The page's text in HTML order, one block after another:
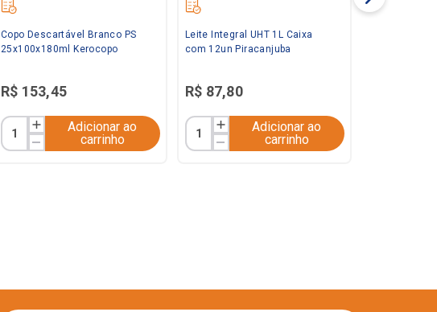
Copo Descartável Branco PS
25x100x180ml Kerocopo
R$ 153,45
Adicionar ao
carrinho
Leite Integral UHT 1L Caixa
com 12un Piracanjuba
R$ 87,80
Adicionar ao
carrinho